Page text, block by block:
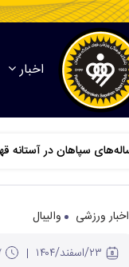
اخبار
اخبار ورزشی
والیبال